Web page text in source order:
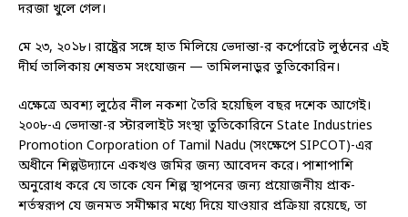
দরজা খুলে গেল।
মে ২৩, ২০১৮। রাষ্ট্রের সঙ্গে হাত মিলিয়ে ভেদান্তা-র কর্পোরেট লুণ্ঠনের এই
দীর্ঘ তালিকায় শেষতম সংযোজন — তামিলনাড়ুর তুতিকোরিন।
এক্ষেত্রে অবশ্য লুঠের নীল নকশা তৈরি হয়েছিল বছর দশেক আগেই।
২০০৮-এ ভেদান্তা-র স্টারলাইট সংস্থা তুতিকোরিনে State Industries
Promotion Corporation of Tamil Nadu (সংক্ষেপে SIPCOT)-এর
অধীনে শিল্পউদ্যানে একখণ্ড জমির জন্য আবেদন করে। পাশাপাশি
অনুরোধ করে যে তাকে যেন শিল্প স্থাপনের জন্য প্রয়োজনীয় প্রাক-
শর্তস্বরূপ যে জনমত সমীক্ষার মধ্যে দিয়ে যাওয়ার প্রক্রিয়া রয়েছে, তা